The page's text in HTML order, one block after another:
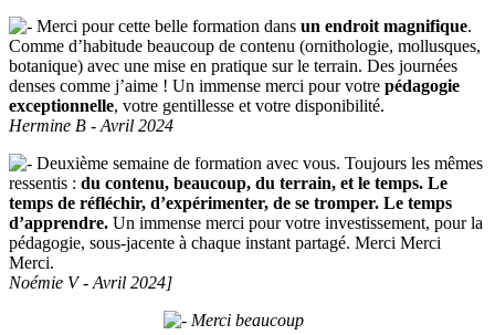
Merci pour cette belle formation dans un endroit magnifique.
Comme d’habitude beaucoup de contenu (ornithologie, mollusques,
botanique) avec une mise en pratique sur le terrain. Des journées
denses comme j’aime ! Un immense merci pour votre pédagogie
exceptionnelle, votre gentillesse et votre disponibilité.
Hermine B - Avril 2024
Deuxième semaine de formation avec vous. Toujours les mêmes
ressentis : du contenu, beaucoup, du terrain, et le temps. Le
temps de réfléchir, d’expérimenter, de se tromper. Le temps
d’apprendre. Un immense merci pour votre investissement, pour la
pédagogie, sous-jacente à chaque instant partagé. Merci Merci
Merci.
Noémie V - Avril 2024]
Merci beaucoup